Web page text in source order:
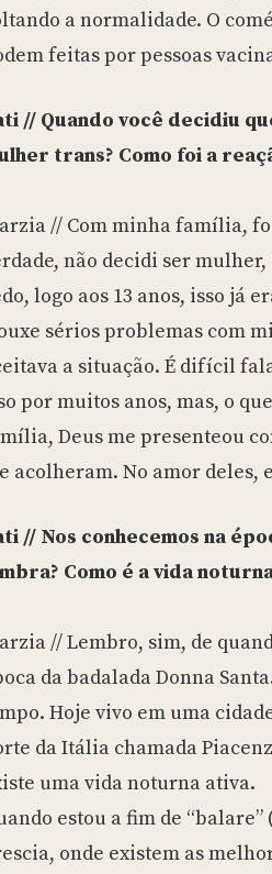
a normalidade. O
feitas por pessoas
// Quando você decidiu
trans? Como foi a
// Com minha família,
não decidi ser
logo aos 13 anos, isso já
sérios problemas com
a situação. É difícil
por muitos anos, mas, o
Deus me presenteou
acolheram. No amor deles,
// Nos conhecemos na
Como é a vida
// Lembro, sim, de
da badalada Donna
Hoje vivo em uma
da Itália chamada
uma vida noturna ativa.
estou a fim de
onde existem as